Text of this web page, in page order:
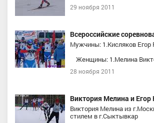
29 ноября 2011
Всероссийские
Мужчины: 1.Кисляков
Женщины: 1.Мелина
28 ноября 2011
Виктория Мелина и
Виктория Мелина из
стилем в г.Сыктывкар